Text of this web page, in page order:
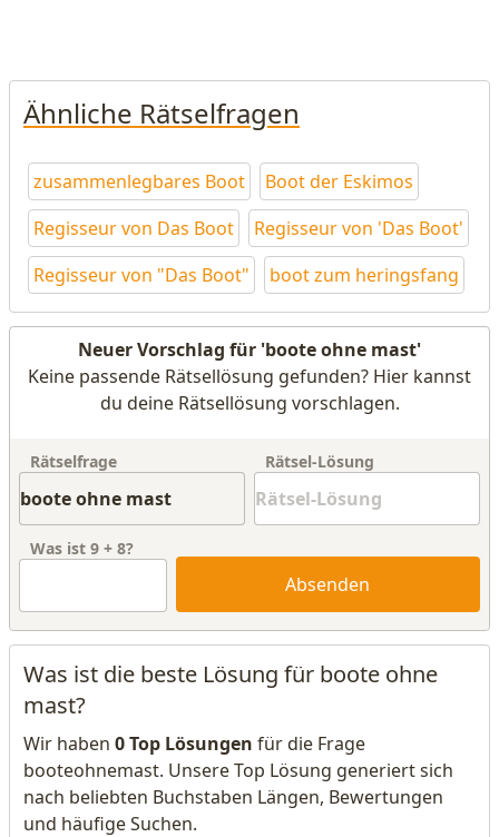
Ähnliche Rätselfragen
zusammenlegbares Boot
Boot der Eskimos
Regisseur von Das Boot
Regisseur von 'Das Boot'
Regisseur von "Das Boot"
boot zum heringsfang
Neuer Vorschlag für 'boote ohne mast'
Keine passende Rätsellösung gefunden? Hier kannst
du deine Rätsellösung vorschlagen.
Rätselfrage Rätsel-Lösung
Was ist 9 + 8?
Absenden
Was ist die beste Lösung für boote ohne
mast?
Wir haben 0 Top Lösungen für die Frage
booteohnemast. Unsere Top Lösung generiert sich
nach beliebten Buchstaben Längen, Bewertungen
und häufige Suchen.